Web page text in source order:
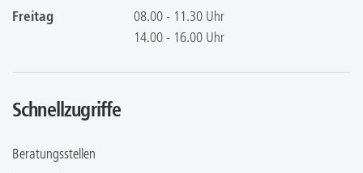
Freitag
08.00 - 11.30 Uhr
14.00 - 16.00 Uhr
Schnellzugriffe
Beratungsstellen